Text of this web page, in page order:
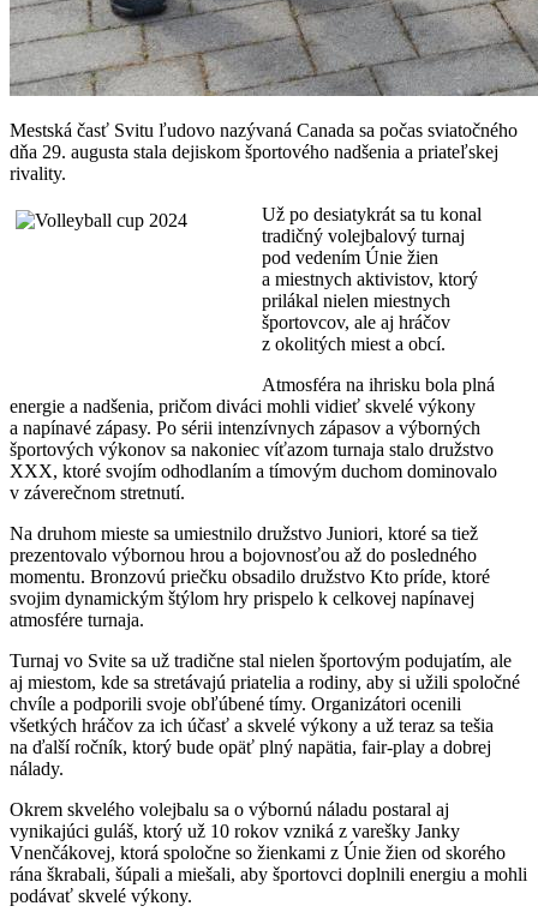
Mestská časť Svitu ľudovo nazývaná Canada sa počas sviatočného
dňa 29. augusta stala dejiskom športového nadšenia a priateľskej
rivality.
Už po desiatykrát sa tu konal
tradičný volejbalový turnaj
pod vedením Únie žien
a miestnych aktivistov, ktorý
prilákal nielen miestnych
športovcov, ale aj hráčov
z okolitých miest a obcí.
Atmosféra na ihrisku bola plná
energie a nadšenia, pričom diváci mohli vidieť skvelé výkony
a napínavé zápasy. Po sérii intenzívnych zápasov a výborných
športových výkonov sa nakoniec víťazom turnaja stalo družstvo
XXX, ktoré svojím odhodlaním a tímovým duchom dominovalo
v záverečnom stretnutí.
Na druhom mieste sa umiestnilo družstvo Juniori, ktoré sa tiež
prezentovalo výbornou hrou a bojovnosťou až do posledného
momentu. Bronzovú priečku obsadilo družstvo Kto príde, ktoré
svojim dynamickým štýlom hry prispelo k celkovej napínavej
atmosfére turnaja.
Turnaj vo Svite sa už tradične stal nielen športovým podujatím, ale
aj miestom, kde sa stretávajú priatelia a rodiny, aby si užili spoločné
chvíle a podporili svoje obľúbené tímy. Organizátori ocenili
všetkých hráčov za ich účasť a skvelé výkony a už teraz sa tešia
na ďalší ročník, ktorý bude opäť plný napätia, fair-play a dobrej
nálady.
Okrem skvelého volejbalu sa o výbornú náladu postaral aj
vynikajúci guláš, ktorý už 10 rokov vzniká z varešky Janky
Vnenčákovej, ktorá spoločne so žienkami z Únie žien od skorého
rána škrabali, šúpali a miešali, aby športovci doplnili energiu a mohli
podávať skvelé výkony.